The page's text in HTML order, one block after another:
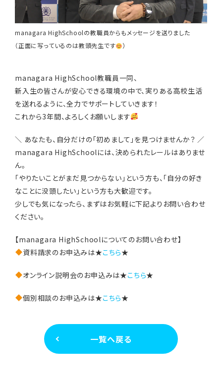
managara HighSchoolの教職員からもメッセージを送りました
（正面に写っているのは教頭先生です
）
managara HighSchool教職員一同、
新入生の皆さんが安心できる環境の中で、実りある高校生活
を送れるように、全力でサポートしていきます！
これから3年間、よろしくお願いします
＼ あなたも、自分だけの「初めまして」を見つけませんか？ ／
managara HighSchoolには、決められたレールはありませ
ん。
「やりたいことがまだ見つからない」という方も、「自分の好き
なことに没頭したい」という方も大歓迎です。
少しでも気になったら、まずはお気軽に下記よりお問い合わせ
ください。
【managara HighSchoolについてのお問い合わせ】
資料請求のお申込みは★こちら★
オンライン説明会のお申込みは★こちら★
個別相談のお申込みは★こちら★
一覧へ戻る